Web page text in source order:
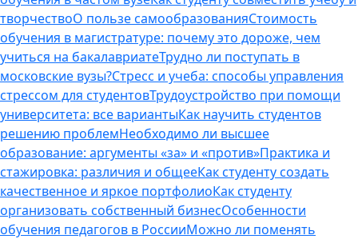
творчествоО пользе самообразованияСтоимость
обучения в магистратуре: почему это дороже, чем
учиться на бакалавриатеТрудно ли поступать в
московские вузы?Стресс и учеба: способы управления
стрессом для студентовТрудоустройство при помощи
университета: все вариантыКак научить студентов
решению проблемНеобходимо ли высшее
образование: аргументы «за» и «против»Практика и
стажировка: различия и общееКак студенту создать
качественное и яркое портфолиоКак студенту
организовать собственный бизнесОсобенности
обучения педагогов в РоссииМожно ли поменять